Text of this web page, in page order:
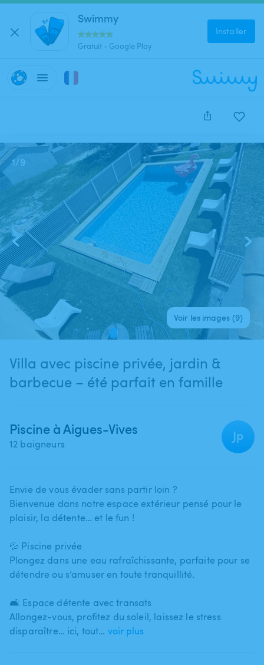
Swimmy
Gratuit - Google Play
Installer
Cette annonce est close et ne peut être réservée.
1/9
Voir les images (9)
Villa avec piscine privée, jardin &
barbecue – été parfait en famille
Piscine à Aigues-Vives
12 baigneurs
Jp
Envie de vous évader sans partir loin ?
Bienvenue dans notre espace extérieur pensé pour le
plaisir​,​ la détente… et le fun !
💦 Piscine privée
Plongez dans une eau rafraîchissante​,​ parfaite pour se
détendre ou s’amuser en toute tranquillité.
🛋️ Espace détente avec transats
Allongez-vous​,​ profitez du soleil​,​ laissez le stress
disparaître… ici​,​ tout… voir plus